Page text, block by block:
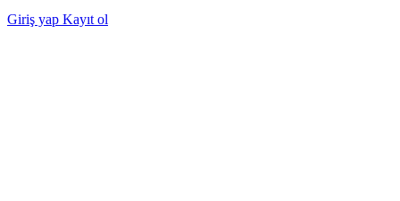
Giriş yap Kayıt ol